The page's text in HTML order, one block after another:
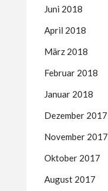
Juni 2018
April 2018
März 2018
Februar 2018
Januar 2018
Dezember 2017
November 2017
Oktober 2017
August 2017